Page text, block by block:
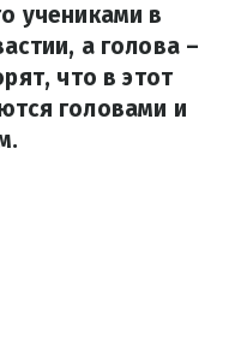
учениками в
а голова –
что в этот
головами и